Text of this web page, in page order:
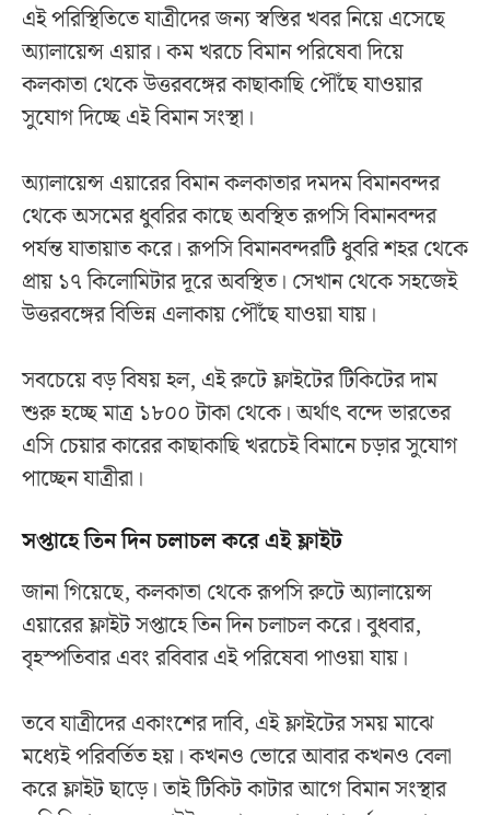
এই পরিস্থিতিতে যাত্রীদের জন্য স্বস্তির খবর নিয়ে এসেছে
অ্যালায়েন্স এয়ার। কম খরচে বিমান পরিষেবা দিয়ে
কলকাতা থেকে উত্তরবঙ্গের কাছাকাছি পৌঁছে যাওয়ার
সুযোগ দিচ্ছে এই বিমান সংস্থা।
অ্যালায়েন্স এয়ারের বিমান কলকাতার দমদম বিমানবন্দর
থেকে অসমের ধুবরির কাছে অবস্থিত রূপসি বিমানবন্দর
পর্যন্ত যাতায়াত করে। রূপসি বিমানবন্দরটি ধুবরি শহর থেকে
প্রায় ১৭ কিলোমিটার দূরে অবস্থিত। সেখান থেকে সহজেই
উত্তরবঙ্গের বিভিন্ন এলাকায় পৌঁছে যাওয়া যায়।
সবচেয়ে বড় বিষয় হল, এই রুটে ফ্লাইটের টিকিটের দাম
শুরু হচ্ছে মাত্র ১৮০০ টাকা থেকে। অর্থাৎ বন্দে ভারতের
এসি চেয়ার কারের কাছাকাছি খরচেই বিমানে চড়ার সুযোগ
পাচ্ছেন যাত্রীরা।
সপ্তাহে তিন দিন চলাচল করে এই ফ্লাইট
জানা গিয়েছে, কলকাতা থেকে রূপসি রুটে অ্যালায়েন্স
এয়ারের ফ্লাইট সপ্তাহে তিন দিন চলাচল করে। বুধবার,
বৃহস্পতিবার এবং রবিবার এই পরিষেবা পাওয়া যায়।
তবে যাত্রীদের একাংশের দাবি, এই ফ্লাইটের সময় মাঝে
মধ্যেই পরিবর্তিত হয়। কখনও ভোরে আবার কখনও বেলা
করে ফ্লাইট ছাড়ে। তাই টিকিট কাটার আগে বিমান সংস্থার